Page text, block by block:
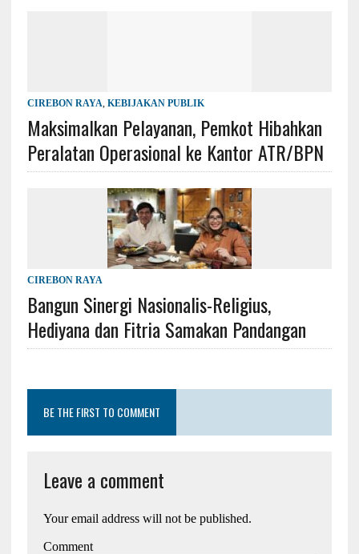
CIREBON RAYA, KEBIJAKAN PUBLIK
Maksimalkan Pelayanan, Pemkot Hibahkan
Peralatan Operasional ke Kantor ATR/BPN
CIREBON RAYA
Bangun Sinergi Nasionalis-Religius,
Hediyana dan Fitria Samakan Pandangan
BE THE FIRST TO COMMENT
Leave a comment
Your email address will not be published.
Comment